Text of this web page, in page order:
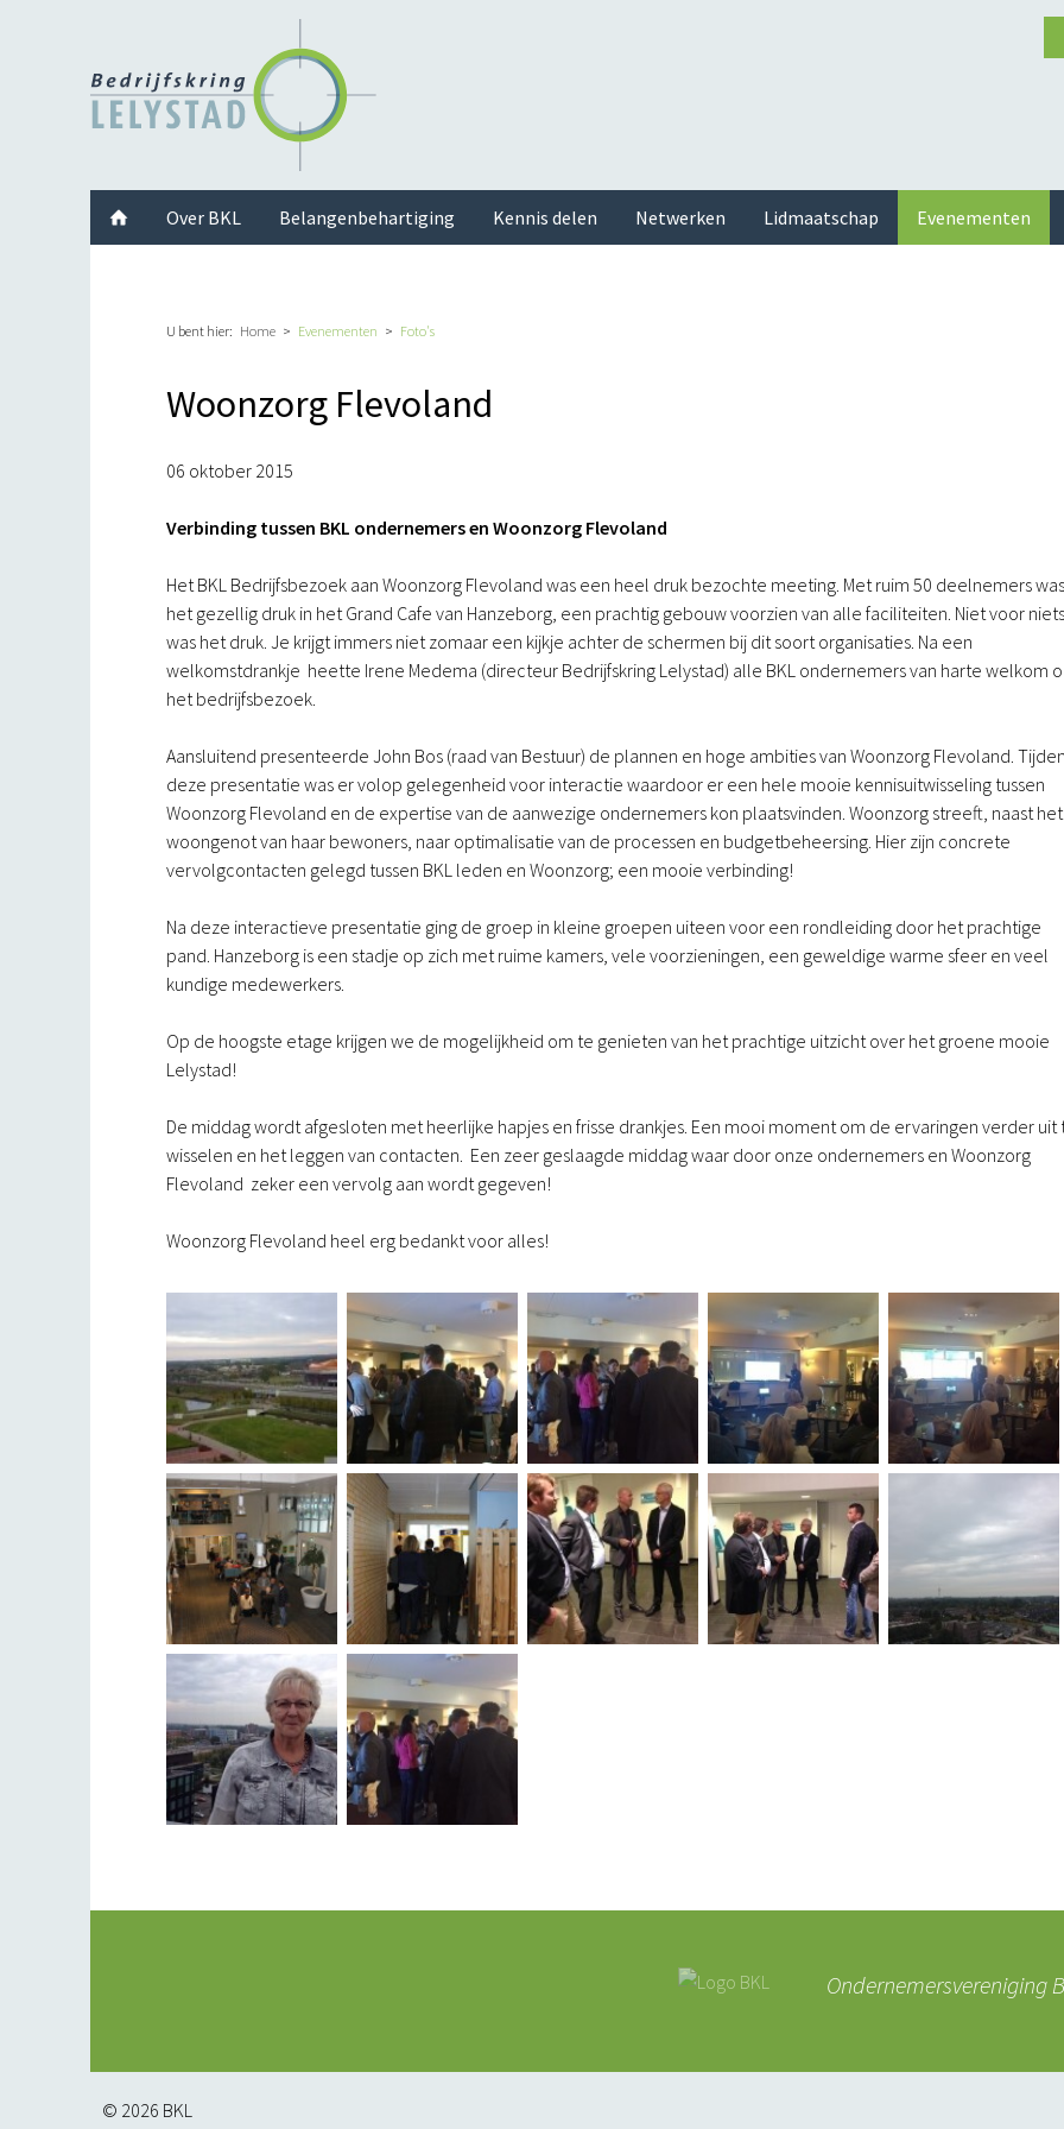
Twitter InstagramLinkedInYoutube
U bent hier: Home Evenementen Foto's
Woonzorg Flevoland
06 oktober 2015
Verbinding tussen BKL ondernemers en Woonzorg Flevoland
Het BKL Bedrijfsbezoek aan Woonzorg Flevoland was een heel druk bezochte meeting. Met ruim 50 deelnemers was
het gezellig druk in het Grand Cafe van Hanzeborg, een prachtig gebouw voorzien van alle faciliteiten. Niet voor niets
was het druk. Je krijgt immers niet zomaar een kijkje achter de schermen bij dit soort organisaties. Na een
welkomstdrankje heette Irene Medema (directeur Bedrijfskring Lelystad) alle BKL ondernemers van harte welkom
het bedrijfsbezoek.
Aansluitend presenteerde John Bos (raad van Bestuur) de plannen en hoge ambities van Woonzorg Flevoland.
deze presentatie was er volop gelegenheid voor interactie waardoor er een hele mooie kennisuitwisseling tussen
Woonzorg Flevoland en de expertise van de aanwezige ondernemers kon plaatsvinden. Woonzorg streeft, naast het
woongenot van haar bewoners, naar optimalisatie van de processen en budgetbeheersing. Hier zijn concrete
vervolgcontacten gelegd tussen BKL leden en Woonzorg; een mooie verbinding!
Na deze interactieve presentatie ging de groep in kleine groepen uiteen voor een rondleiding door het prachtige
pand. Hanzeborg is een stadje op zich met ruime kamers, vele voorzieningen, een geweldige warme sfeer en veel
kundige medewerkers.
Op de hoogste etage krijgen we de mogelijkheid om te genieten van het prachtige uitzicht over het groene mooie
Lelystad!
De middag wordt afgesloten met heerlijke hapjes en frisse drankjes. Een mooi moment om de ervaringen verder uit
wisselen en het leggen van contacten. Een zeer geslaagde middag waar door onze ondernemers en Woonzorg
Flevoland zeker een vervolg aan wordt gegeven!
Woonzorg Flevoland heel erg bedankt voor alles!
Ondernemersvereniging
© 2026 BKL
Over BKL Belangenbehartiging Kennis delen Netwerken Lidmaatschap Evenementen